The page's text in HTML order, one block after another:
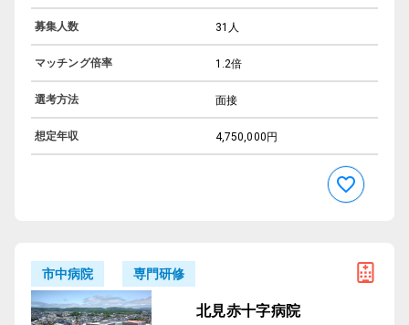
募集人数 31人
マッチング倍率 1.2倍
選考方法 面接
想定年収 4,750,000円
市中病院 専門研修
北見赤十字病院